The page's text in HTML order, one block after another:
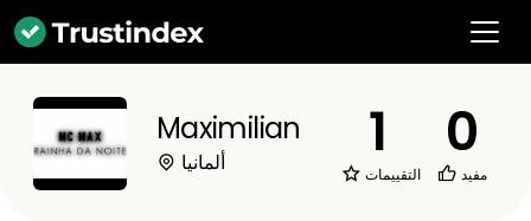
Maximilian
ألمانيا 1
التقييمات
0
مفيد